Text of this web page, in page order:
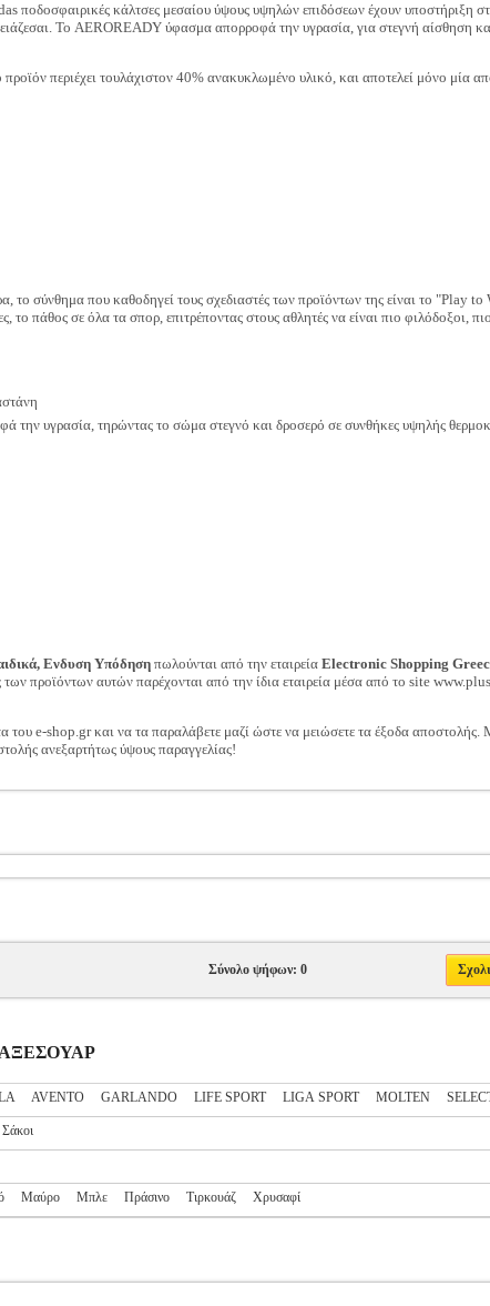
ποδοσφαιρικές κάλτσες μεσαίου ύψους υψηλών επιδόσεων έχουν υποστήριξη
Το AEROREADY ύφασμα απορροφά την υγρασία, για στεγνή αίσθηση
περιέχει τουλάχιστον 40% ανακυκλωμένο υλικό, και αποτελεί μόνο μία
σύνθημα που καθοδηγεί τους σχεδιαστές των προϊόντων της είναι το "Play
το πάθος σε όλα τα σπορ, επιτρέποντας στους αθλητές να είναι πιο φιλόδοξοι,
την υγρασία, τηρώντας το σώμα στεγνό και δροσερό σε συνθήκες υψηλής
Ενδυση Υπόδηση πωλούνται από την εταιρεία Electronic Shopping
προϊόντων αυτών παρέχονται από την ίδια εταιρεία μέσα από το site
του e-shop.gr και να τα παραλάβετε μαζί ώστε να μειώσετε τα έξοδα αποστολής.
ανεξαρτήτως ύψους παραγγελίας!
Σύνολο ψήφων: 0
ΑΞΕΣΟΥΑΡ
AVENTO GARLANDO LIFE SPORT LIGA SPORT MOLTEN
Σάκοι
Μαύρο Μπλε Πράσινο Τιρκουάζ Χρυσαφί